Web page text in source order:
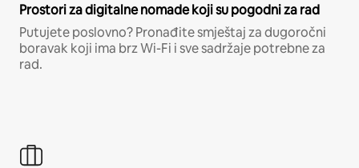
Prostori za digitalne nomade koji su pogodni za rad
Putujete poslovno? Pronađite smještaj za dugoročni
boravak koji ima brz Wi-Fi i sve sadržaje potrebne za
rad.